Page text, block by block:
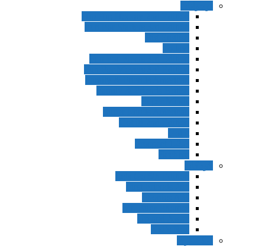
نوجوانان
Hip Hip Hooray 2nd Edition
Fun For Starters 3rd Edition
Big English
Fun For Flyers 3rd Edition
Fun For Movers 3rd Edition
Family & Friends American
Family & Friends British
Super Minds
Super Minds American
Got it! 2nd Edition
Got it
Prospect 1-2-3
Beehive
کودکان
Lets Go 5th Edition
First Friends 2nd
Phonics A,B
Mr. Bugs Phonics
Up and Away
Kid’s Box
دیکشنری